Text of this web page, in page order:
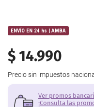
ENVÍO EN 24 hs | AMBA
$14.990
Precio sin impuestos
Ver promos
¡Consulta las